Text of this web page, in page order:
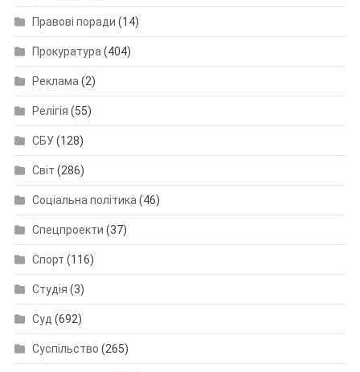
Правові поради (14)
Прокуратура(404)
Реклама(2)
Релігія (55)
СБУ(128)
Світ (286)
Соціальна політика(46)
Спецпроекти (37)
Спорт (116)
Студія (3)
Суд (692)
Суспільство (265)